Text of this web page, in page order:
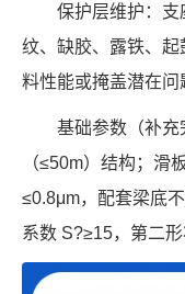
保护层维护：
纹、缺胶、露铁、
料性能或掩盖潜在问
基础参数（补
（≤50m）结构；滑
≤0.8μm，配套梁底
系数 S?≥15，第二